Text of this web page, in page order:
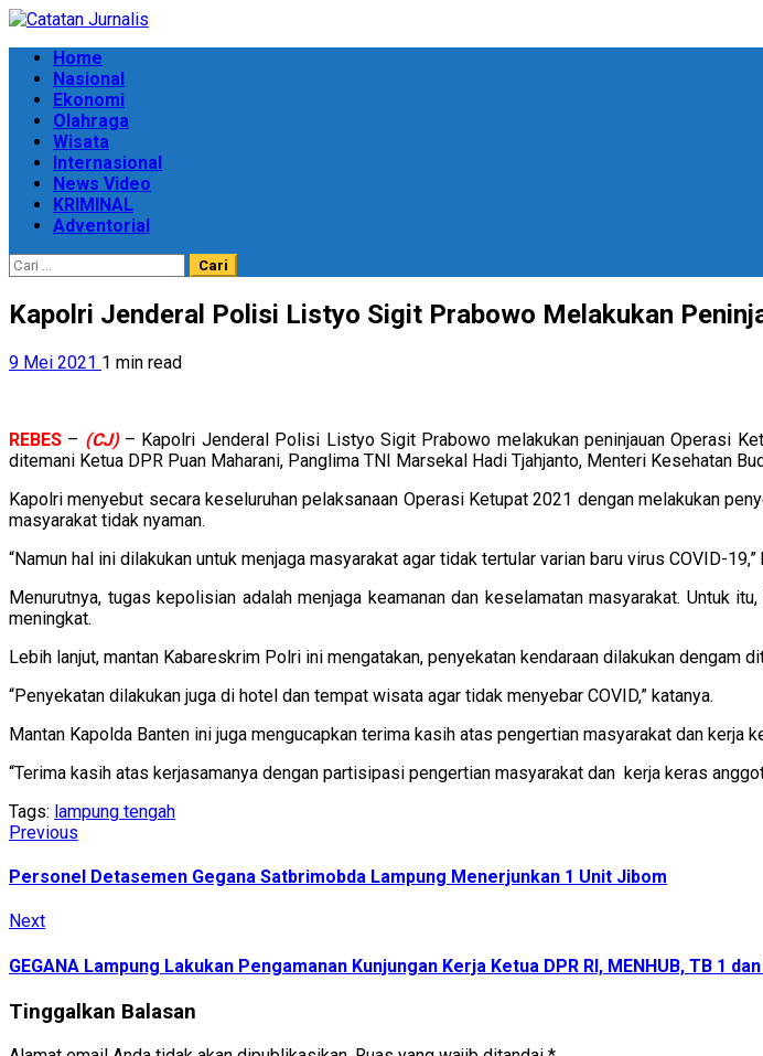
Skip
content
Primary
Menu
Home
Nasional
Ekonomi
Olahraga
Wisata
Internasional
News Video
KRIMINAL
Adventorial
Cari
untuk:
Kapolri Jenderal Polisi Listyo Sigit Prabowo Melakukan
9 Mei 2021 1 min read
REBES – (CJ)– Kapolri Jenderal Polisi Listyo Sigit Prabowo melakukan peninjauan Operasi
ditemani Ketua DPR Puan Maharani, Panglima TNI Marsekal Hadi Tjahjanto, Menteri Kesehatan
Kapolri menyebut secara keseluruhan pelaksanaan Operasi Ketupat 2021 dengan melakukan
masyarakat tidak nyaman.
“Namun hal ini dilakukan untuk menjaga masyarakat agar tidak tertular varian baru virus COVID-19,”
Menurutnya, tugas kepolisian adalah menjaga keamanan dan keselamatan masyarakat. Untuk
meningkat.
Lebih lanjut, mantan Kabareskrim Polri ini mengatakan, penyekatan kendaraan dilakukan dengam
“Penyekatan dilakukan juga di hotel dan tempat wisata agar tidak menyebar COVID,” katanya.
Mantan Kapolda Banten ini juga mengucapkan terima kasih atas pengertian masyarakat dan kerja
“Terima kasih atas kerjasamanya dengan partisipasi pengertian masyarakat dan kerja keras
Tags: lampung tengah
Continue
Reading
Previous
Personel Detasemen Gegana Satbrimobda Lampung Menerjunkan 1 Unit Jibom
NextNext
GEGANA Lampung Lakukan Pengamanan Kunjungan Kerja Ketua DPR RI, MENHUB, TB 1
Tinggalkan Balasan